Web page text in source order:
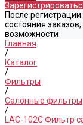
После
состояния
возможности
Главная
/
Каталог
/
Фильтры
/
Салонные фильтры
/
LAC-102C Фильтр